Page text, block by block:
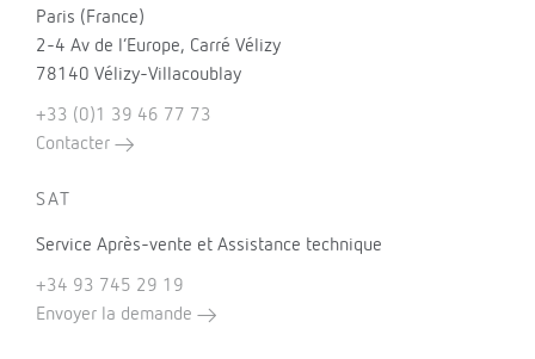
Paris (France)
2-4 Av de l’Europe, Carré Vélizy
78140 Vélizy-Villacoublay
+33 (0)1 39 46 77 73
Contacter
SAT
Service Après-vente et Assistance technique
+34 93 745 29 19
Envoyer la demande